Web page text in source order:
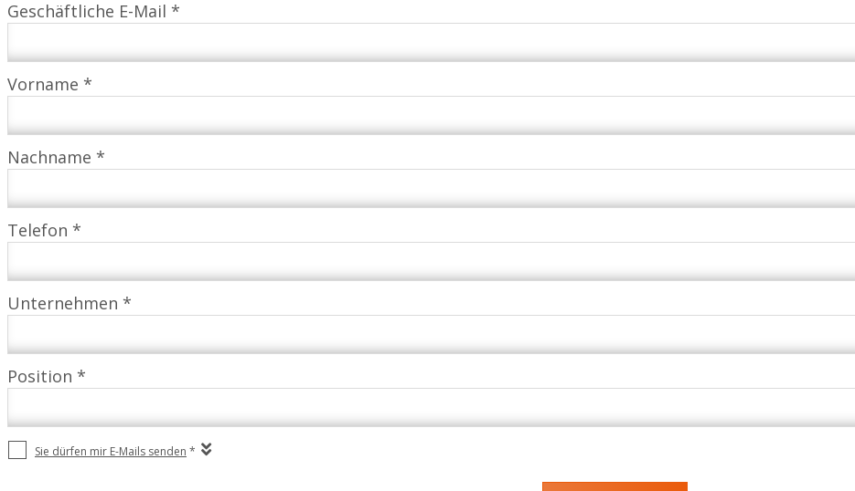
Geschäftliche E-Mail *
Vorname *
Nachname *
Telefon *
Unternehmen *
Position *
Sie dürfen mir E-Mails senden *